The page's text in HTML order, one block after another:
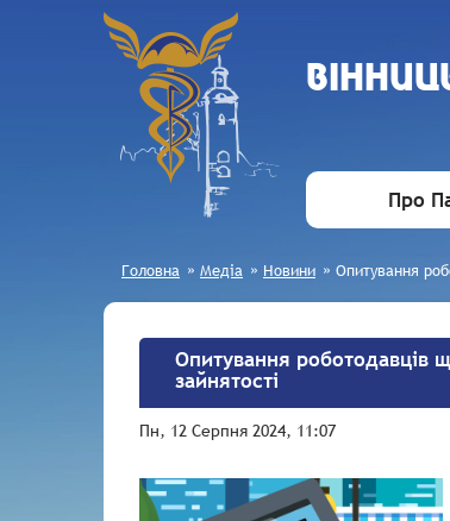
Про
Головна » Медіа » Новини » Опитування
Опитування роботодавців
зайнятості
Пн, 12 Серпня 2024, 11:07